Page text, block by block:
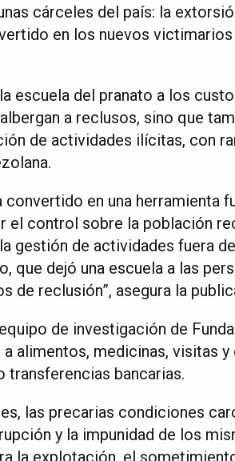
cárceles del país: la
en los nuevos
escuela del pranato a los
a reclusos, sino que
de actividades ilícitas, con
en una herramienta
el control sobre la población
gestión de actividades fuera
que dejó una escuela a las
de reclusión”, asegura la
de investigación de
alimentos, medicinas, visitas
bancarias.
las precarias condiciones
y la impunidad de los
la explotación, el